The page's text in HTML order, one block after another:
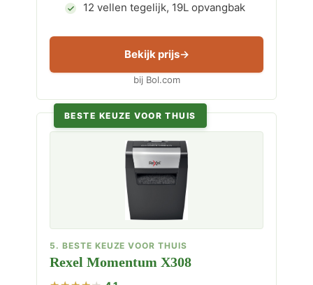
12 vellen tegelijk, 19L opvangbak
Bekijk prijs
bij Bol.com
BESTE KEUZE VOOR THUIS
5. BESTE KEUZE VOOR THUIS
Rexel Momentum X308